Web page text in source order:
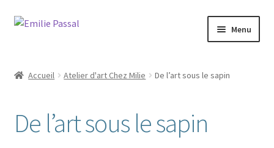
Aller
navigation
Aller
Menu
Blog
Accueil Atelier d'art Chez Milie De l’art sous le sapin
De l’art sous le sapin